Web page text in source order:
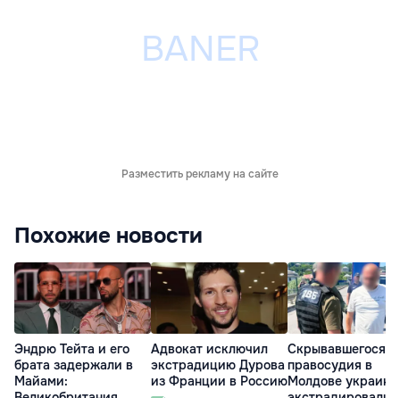
Разместить рекламу на сайте
Похожие новости
Эндрю Тейта и его
брата задержали в
Майами:
Адвокат исключил
экстрадицию Дурова
из Франции в Россию
Скрывавшегося
правосудия в
Молдове